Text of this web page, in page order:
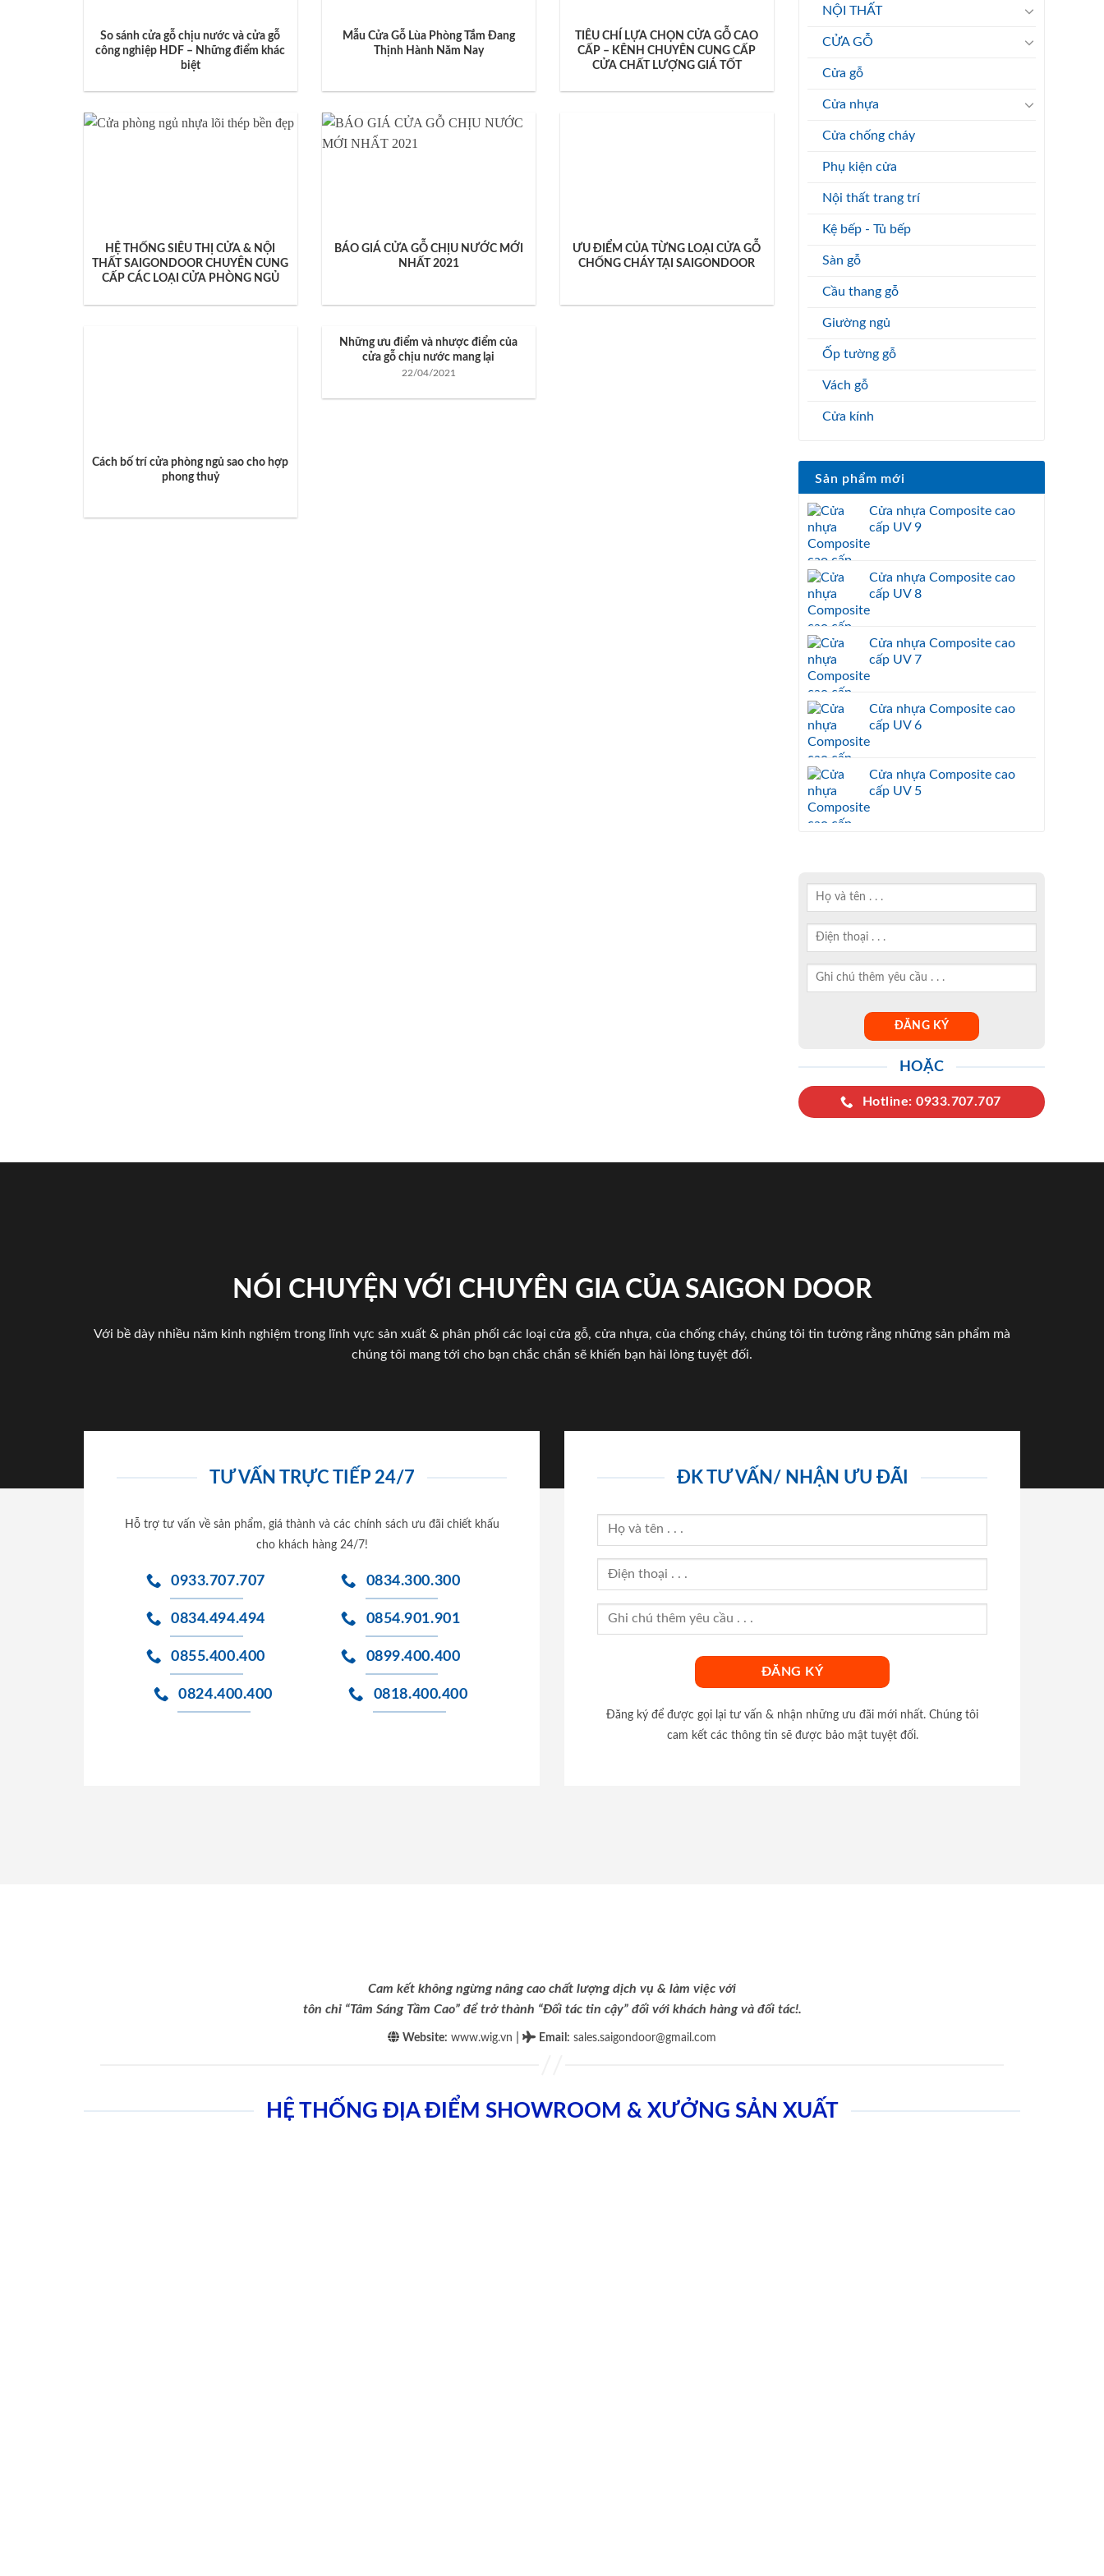
So sánh cửa gỗ chịu nước và cửa gỗ
công nghiệp HDF – Những điểm khác
biệt
Mẫu Cửa Gỗ Lùa Phòng Tắm Đang
Thịnh Hành Năm Nay
TIÊU CHÍ LỰA CHỌN CỬA GỖ CAO
CẤP – KÊNH CHUYÊN CUNG CẤP
CỬA CHẤT LƯỢNG GIÁ TỐT
HỆ THỐNG SIÊU THỊ CỬA & NỘI
THẤT SAIGONDOOR CHUYÊN CUNG
CẤP CÁC LOẠI CỬA PHÒNG NGỦ
BÁO GIÁ CỬA GỖ CHỊU NƯỚC MỚI
NHẤT 2021
ƯU ĐIỂM CỦA TỪNG LOẠI CỬA GỖ
CHỐNG CHÁY TẠI SAIGONDOOR
Cách bố trí cửa phòng ngủ sao cho hợp
phong thuỷ
Những ưu điểm và nhược điểm của
cửa gỗ chịu nước mang lại
22/04/2021
NỘI THẤT
CỬA GỖ
Cửa gỗ
Cửa nhựa
Cửa chống cháy
Phụ kiện cửa
Nội thất trang trí
Kệ bếp - Tủ bếp
Sàn gỗ
Cầu thang gỗ
Giường ngủ
Ốp tường gỗ
Vách gỗ
Cửa kính
Sản phẩm mới
Cửa nhựa Composite cao
cấp UV 9
Cửa nhựa Composite cao
cấp UV 8
Cửa nhựa Composite cao
cấp UV 7
Cửa nhựa Composite cao
cấp UV 6
Cửa nhựa Composite cao
cấp UV 5
HOẶC
Hotline: 0933.707.707
NÓI CHUYỆN VỚI CHUYÊN GIA CỦA SAIGON DOOR
Với bề dày nhiều năm kinh nghiệm trong lĩnh vực sản xuất & phân phối các loại cửa gỗ, cửa nhựa, của chống cháy, chúng tôi tin tưởng rằng những sản phẩm mà
chúng tôi mang tới cho bạn chắc chắn sẽ khiến bạn hài lòng tuyệt đối.
TƯ VẤN TRỰC TIẾP 24/7
Hỗ trợ tư vấn về sản phẩm, giá thành và các chính sách ưu đãi chiết khấu
cho khách hàng 24/7!
0933.707.707
0834.494.494
0855.400.400
0824.400.400
0834.300.300
0854.901.901
0899.400.400
0818.400.400
ĐK TƯ VẤN/ NHẬN ƯU ĐÃI
Đăng ký để được gọi lại tư vấn & nhận những ưu đãi mới nhất. Chúng tôi
cam kết các thông tin sẽ được bảo mật tuyệt đối.
Cam kết không ngừng nâng cao chất lượng dịch vụ & làm việc với
tôn chỉ “Tâm Sáng Tầm Cao” để trở thành “Đối tác tin cậy” đối với khách hàng và đối tác!.
Website: www.wig.vn Email : sales.saigondoor@gmail.com
HỆ THỐNG ĐỊA ĐIỂM SHOWROOM & XƯỞNG SẢN XUẤT